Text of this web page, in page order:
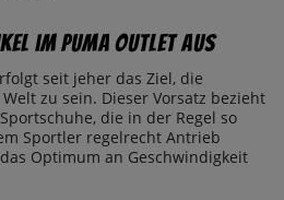
im PUMA Outlet aus
seit jeher das Ziel, die
zu sein. Dieser Vorsatz bezieht
die in der Regel so
Sportler regelrecht Antrieb
Optimum an Geschwindigkeit